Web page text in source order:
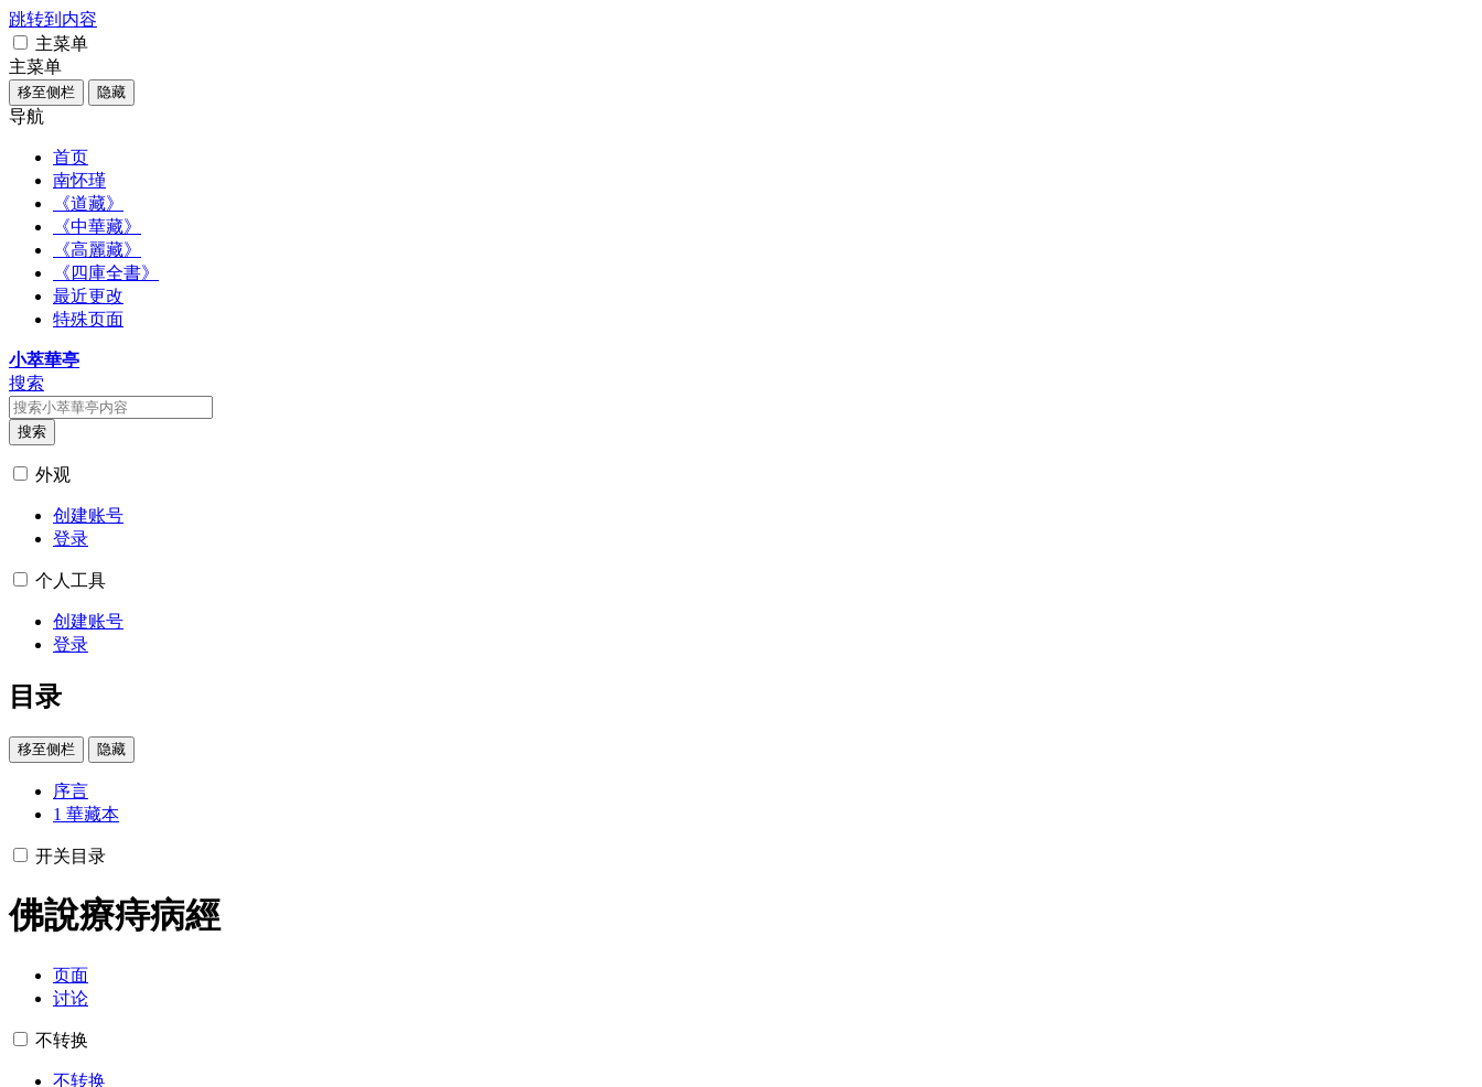
跳转到内容
主菜单
主菜单
移至侧栏 隐藏
导航
首页
南怀瑾
《道藏》
《中華藏》
《高麗藏》
《四庫全書》
最近更改
特殊页面
小萃華亭
搜索
搜索
外观
创建账号
登录
个人工具
创建账号
登录
目录
移至侧栏 隐藏
序言
1 華藏本
开关目录
佛說療痔病經
页面
讨论
不转换
不转换